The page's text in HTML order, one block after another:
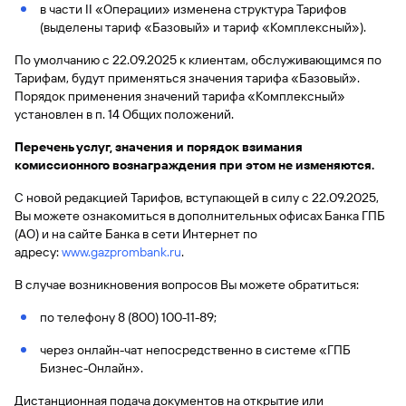
специальные
предложения
Газпром
Бонус
«Плюс»
Информация
для
карт
Дополнительная
карта-стикер
партнеры
Gazprom
Pay
полезно
задаваемые
вопросы
вкладов
Быстрый
поиск
по
сайту
Вклады
Отчет о
истории
Кредитный
помощник
Быстрый
поиск
по
сайту
Вклады
Открыть
брокерский
счет
Брокерское
обслуживание
Инвестиционные
продукты
доверительного
управления
Налоговый
Быстрый
по
сайту
Отчет о
кредитной
Станьте
партнером
Быстрый
по
сайту
Вклады
рейтинг
Отчет о
кредитной
партнером
Партнерам
Информация
для
партнеров
Быстрый
поиск
Pay
Интернет-
банк
Мобильное
GPB-
i-
Trade
GorodPay
брокерский
счет
Отделения
банка
Банкоматы
инкассация
с Moniron
Онлайн-
касса 3 в 1 с
эквайрингом
Может
быть
115-ФЗ
для
малого
для
бизнеса
сервисы
«Копии
и «Справки»
Быстрый
по
сайту
Вклады
валют
оплата
таможенных
Быстрый
поиск
по
сайту
Вклады
по
сайту
Вклады
сайту
в части II «Операции» изменена структура Тарифов
(выделены тариф «Базовый» и тариф «Комплексный»).
По умолчанию с 22.09.2025 к клиентам, обслуживающимся по
Тарифам, будут применяться значения тарифа «Базовый».
Порядок применения значений тарифа «Комплексный»
установлен в п. 14 Общих положений.
Перечень услуг, значения и порядок взимания
комиссионного вознаграждения при этом не изменяются.
С новой редакцией Тарифов, вступающей в силу с 22.09.2025,
Вы можете ознакомиться в дополнительных офисах Банка ГПБ
(АО) и на сайте Банка в сети Интернет по
адресу:www.gazprombank.ru.
В случае возникновения вопросов Вы можете обратиться:
по телефону 8 (800) 100-11-89;
через онлайн-чат непосредственно в системе «ГПБ
Бизнес-Онлайн».
Дистанционная подача документов на открытие или